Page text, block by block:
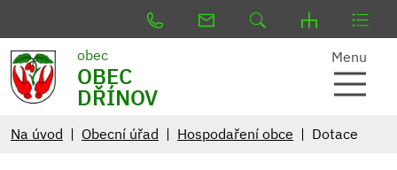
obec
OBEC
DŘÍNOV
Menu
Na úvod Obecní úřad Hospodaření obce Dotace